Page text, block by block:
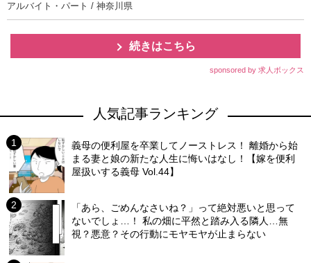
アルバイト・パート / 神奈川県
続きはこちら
sponsored by 求人ボックス
人気記事ランキング
義母の便利屋を卒業してノーストレス！ 離婚から始
まる妻と娘の新たな人生に悔いはなし！【嫁を便利
屋扱いする義母 Vol.44】
「あら、ごめんなさいね？」って絶対悪いと思って
ないでしょ…！ 私の畑に平然と踏み入る隣人…無
視？悪意？その行動にモヤモヤが止まらない